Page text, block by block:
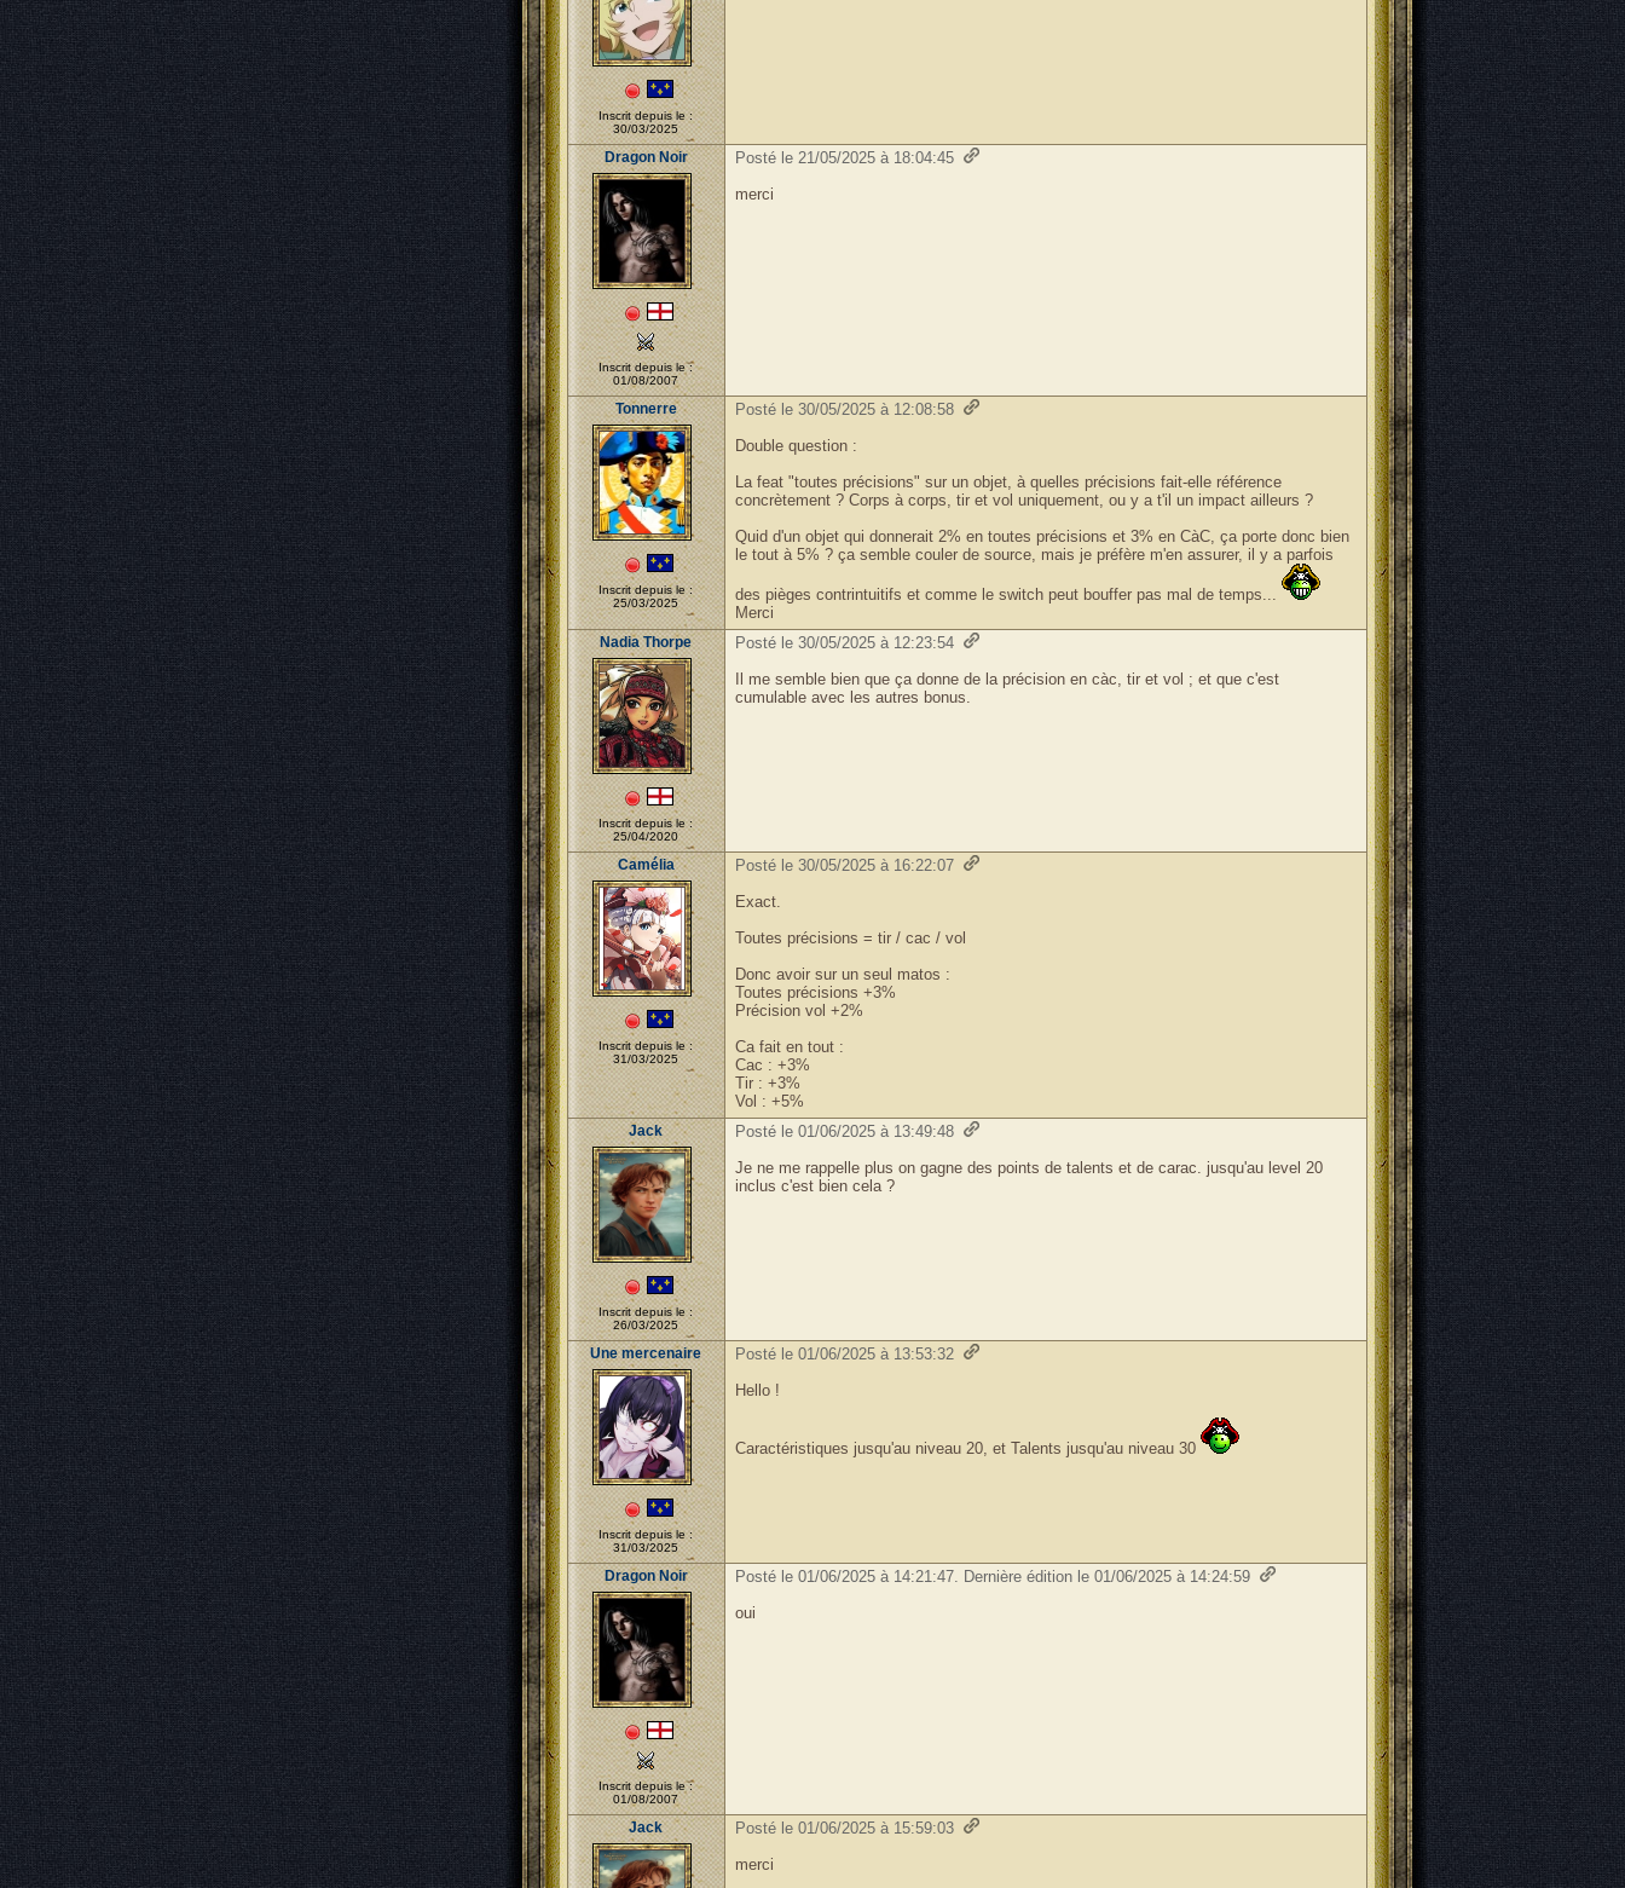
Inscrit depuis le :
30/03/2025
Dragon Noir
Inscrit depuis le :
01/08/2007
Posté le 21/05/2025 à 18:04:45
merci
Tonnerre
Inscrit depuis le :
25/03/2025
Posté le 30/05/2025 à 12:08:58
Double question :
La feat "toutes précisions" sur un objet, à quelles précisions fait-elle référence
concrètement ? Corps à corps, tir et vol uniquement, ou y a t'il un impact ailleurs ?
Quid d'un objet qui donnerait 2% en toutes précisions et 3% en CàC, ça porte donc bien
le tout à 5% ? ça semble couler de source, mais je préfère m'en assurer, il y a parfois
des pièges contrintuitifs et comme le switch peut bouffer pas mal de temps...
Merci
Nadia Thorpe
Inscrit depuis le :
25/04/2020
Posté le 30/05/2025 à 12:23:54
Il me semble bien que ça donne de la précision en càc, tir et vol ; et que c'est
cumulable avec les autres bonus.
Camélia
Inscrit depuis le :
31/03/2025
Posté le 30/05/2025 à 16:22:07
Exact.
Toutes précisions = tir / cac / vol
Donc avoir sur un seul matos :
Toutes précisions +3%
Précision vol +2%
Ca fait en tout :
Cac : +3%
Tir : +3%
Vol : +5%
Jack
Inscrit depuis le :
26/03/2025
Posté le 01/06/2025 à 13:49:48
Je ne me rappelle plus on gagne des points de talents et de carac. jusqu'au level 20
inclus c'est bien cela ?
Une mercenaire
Inscrit depuis le :
31/03/2025
Posté le 01/06/2025 à 13:53:32
Hello !
Caractéristiques jusqu'au niveau 20, et Talents jusqu'au niveau 30
Dragon Noir
Inscrit depuis le :
01/08/2007
Posté le 01/06/2025 à 14:21:47. Dernière édition le 01/06/2025 à 14:24:59
oui
Jack
Posté le 01/06/2025 à 15:59:03
merci